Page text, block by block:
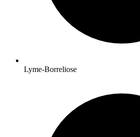
Lyme-Borreliose